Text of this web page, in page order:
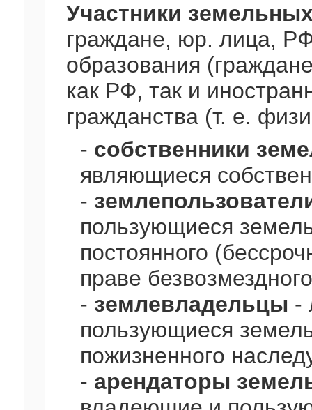
Участники
граждане, юр. лица,
образования
как РФ, так и
гражданства (т. е.
- собственники
являющиеся
-
пользующиеся
постоянного
праве
- землевладельцы -
пользующиеся
пожизненного
- арендаторы